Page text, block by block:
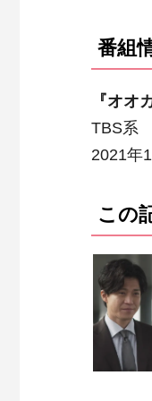
番組
『オオ
TBS系
2021年
この